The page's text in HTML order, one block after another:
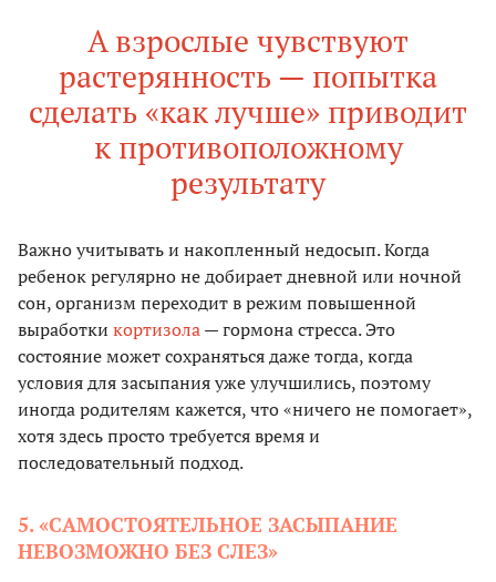
А взрослые чувствуют
растерянность — попытка
сделать «как лучше» приводит
к противоположному
результату
Важно учитывать и накопленный недосып. Когда
ребенок регулярно не добирает дневной или ночной
сон, организм переходит в режим повышенной
выработки кортизола— гормона стресса. Это
состояние может сохраняться даже тогда, когда
условия для засыпания уже улучшились, поэтому
иногда родителям кажется, что «ничего не помогает»,
хотя здесь просто требуется время и
последовательный подход.
5. «САМОСТОЯТЕЛЬНОЕ ЗАСЫПАНИЕ
НЕВОЗМОЖНО БЕЗ СЛЕЗ»